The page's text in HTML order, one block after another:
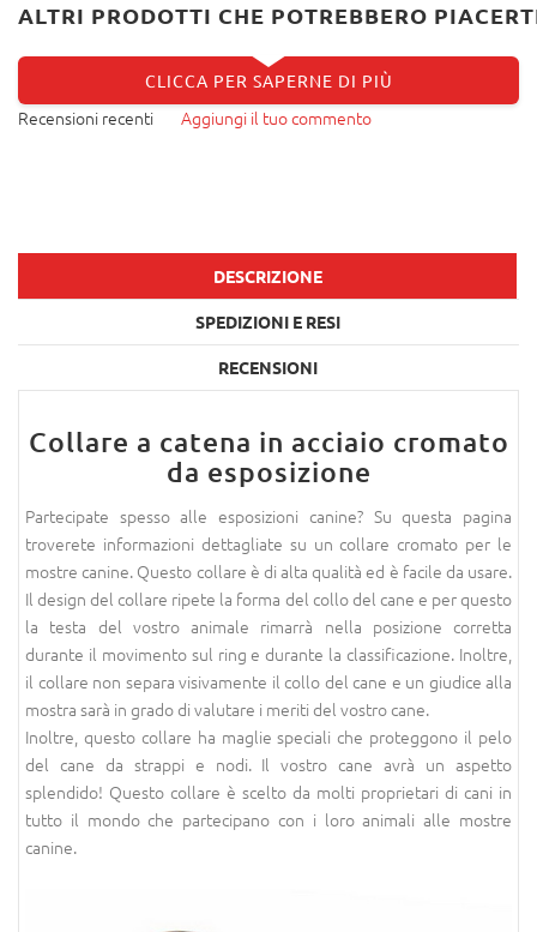
ALTRI PRODOTTI CHE POTREBBERO
CLICCA PER SAPERNE DI PIÙ
Recensioni recenti Aggiungi il tuo commento
DESCRIZIONE
SPEDIZIONI E RESI
RECENSIONI
Collare a catena in acciaio cromato
da esposizione
Partecipate spesso alle esposizioni canine? Su questa pagina
troverete informazioni dettagliate su un collare cromato per le
mostre canine. Questo collare è di alta qualità ed è facile da usare.
Il design del collare ripete la forma del collo del cane e per questo
la testa del vostro animale rimarrà nella posizione corretta
durante il movimento sul ring e durante la classificazione. Inoltre,
il collare non separa visivamente il collo del cane e un giudice alla
mostra sarà in grado di valutare i meriti del vostro cane.
Inoltre, questo collare ha maglie speciali che proteggono il pelo
del cane da strappi e nodi. Il vostro cane avrà un aspetto
splendido! Questo collare è scelto da molti proprietari di cani in
tutto il mondo che partecipano con i loro animali alle mostre
canine.